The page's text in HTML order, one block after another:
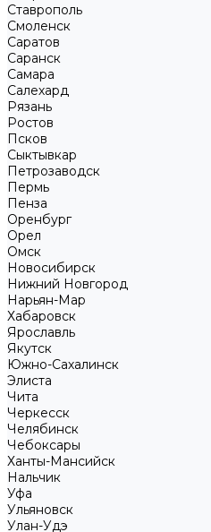
Ставрополь
Смоленск
Саратов
Саранск
Самара
Салехард
Рязань
Ростов
Псков
Сыктывкар
Петрозаводск
Пермь
Пенза
Оренбург
Орел
Омск
Новосибирск
Нижний Новгород
Нарьян-Мар
Хабаровск
Ярославль
Якутск
Южно-Сахалинск
Элиста
Чита
Черкесск
Челябинск
Чебоксары
Ханты-Мансийск
Нальчик
Уфа
Ульяновск
Улан-Удэ